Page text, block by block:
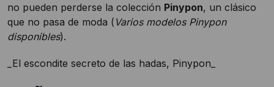
no pueden perderse la colección Pinypon, un clásico
que no pasa de moda ( Varios modelos Pinypon
disponibles).
_El escondite secreto de las hadas, Pinypon_